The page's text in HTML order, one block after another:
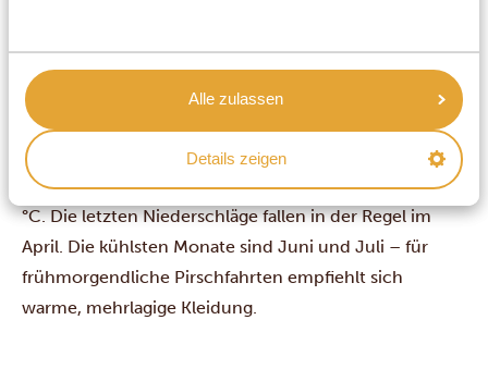
Alle zulassen
Details zeigen
Regenzeit beginnt gewöhnlich im November und zeigt
sich häufig in Form von nachmittäglichen Gewittern
und kurzen Schauern nach drückender Hitze, bei
durchschnittlichen Nachmittagstemperaturen um 34
°C. Die letzten Niederschläge fallen in der Regel im
April. Die kühlsten Monate sind Juni und Juli – für
frühmorgendliche Pirschfahrten empfiehlt sich
warme, mehrlagige Kleidung.